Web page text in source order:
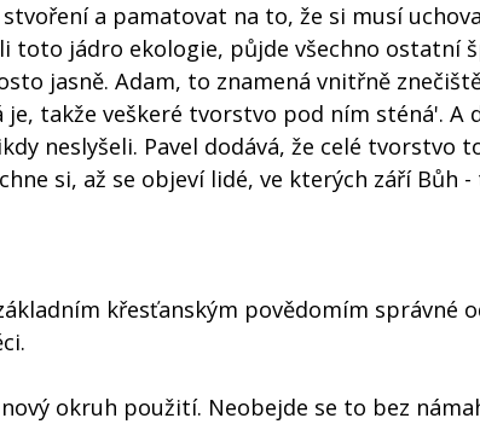
a pamatovat na to, že si musí
toto jádro ekologie, půjde všechno ostatní
jasně. Adam, to znamená vnitřně
takže veškeré tvorstvo pod ním sténá'. A
neslyšeli. Pavel dodává, že celé tvorstvo
si, až se objeví lidé, ve kterých září Bůh
křesťanským povědomím správné
okruh použití. Neobejde se to bez